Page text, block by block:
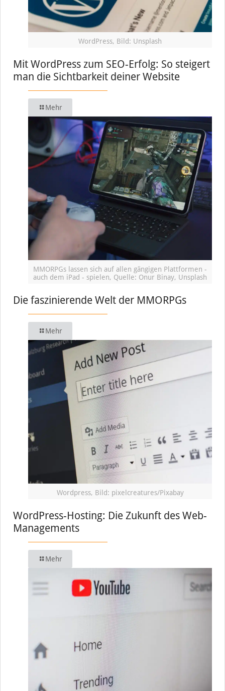
WordPress, Bild: Unsplash
Mit WordPress zum SEO-Erfolg: So steigert
man die Sichtbarkeit deiner Website
Mehr
MMORPGs lassen sich auf allen gängigen Plattformen -
auch dem iPad - spielen, Quelle: Onur Binay, Unsplash
Die faszinierende Welt der MMORPGs
Mehr
Wordpress, Bild: pixelcreatures/Pixabay
WordPress-Hosting: Die Zukunft des Web-
Managements
Mehr